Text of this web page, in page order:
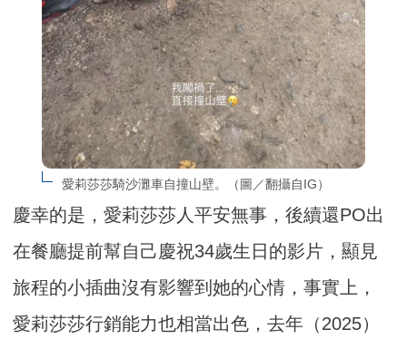
愛莉莎莎騎沙灘車自撞山壁。（圖／翻攝自IG）
慶幸的是，愛莉莎莎人平安無事，後續還PO出
在餐廳提前幫自己慶祝34歲生日的影片，顯見
旅程的小插曲沒有影響到她的心情，事實上，
愛莉莎莎行銷能力也相當出色，去年（2025）